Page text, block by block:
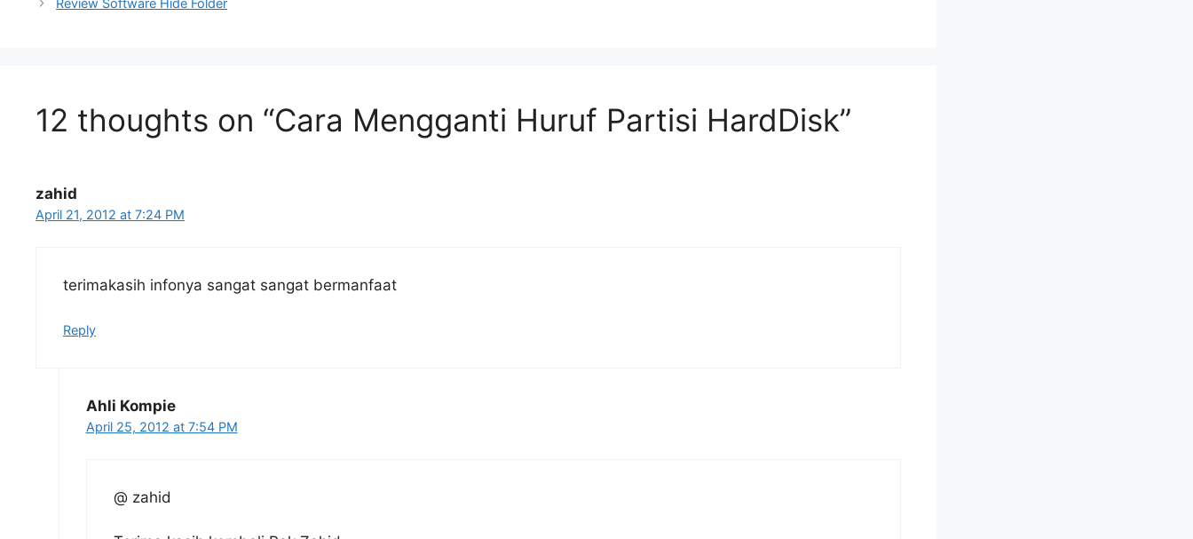
Review Software Hide Folder
12 thoughts on “Cara Mengganti Huruf Partisi HardDisk”
zahid
April 21, 2012 at 7:24 PM
terimakasih infonya sangat sangat bermanfaat
Reply
Ahli Kompie
April 25, 2012 at 7:54 PM
@ zahid